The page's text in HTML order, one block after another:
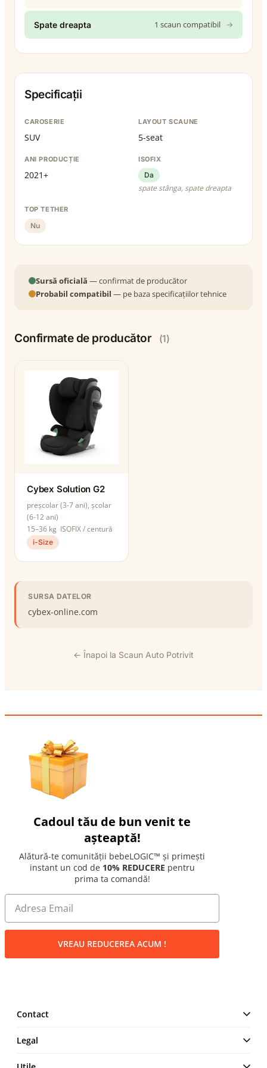
Spate dreapta 1 scaun compatibil →
Specificații
CAROSERIE
SUV
LAYOUT SCAUNE
5-seat
ANI PRODUCȚIE
2021+
ISOFIX
Da
spate stânga, spate dreapta
TOP TETHER
Nu
Sursă oficială — confirmat de producător
Probabil compatibil — pe baza specificațiilor tehnice
Confirmate de producător (1)
Cybex Solution G2
preșcolar (3-7 ani), școlar
(6-12 ani)
15–36 kg ISOFIX / centură
i-Size
SURSA DATELOR
cybex-online.com
← Înapoi la Scaun Auto Potrivit
Cadoul tău de bun venit te
așteaptă!
Alătură-te comunității bebeLOGIC™ și primești
instant un cod de 10% REDUCERE pentru
prima ta comandă!
VREAU REDUCEREA ACUM !
Contact
MAKE IT LOGIC SRL
Str. Lt. Aurel Botea, Nr. 4,
Legal
Termeni și Condiții